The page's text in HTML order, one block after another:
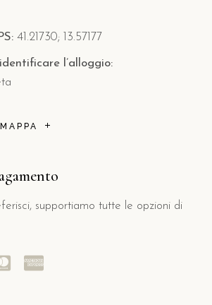
41.21730; 13.57177
l’alloggio:
supportiamo tutte le opzioni di